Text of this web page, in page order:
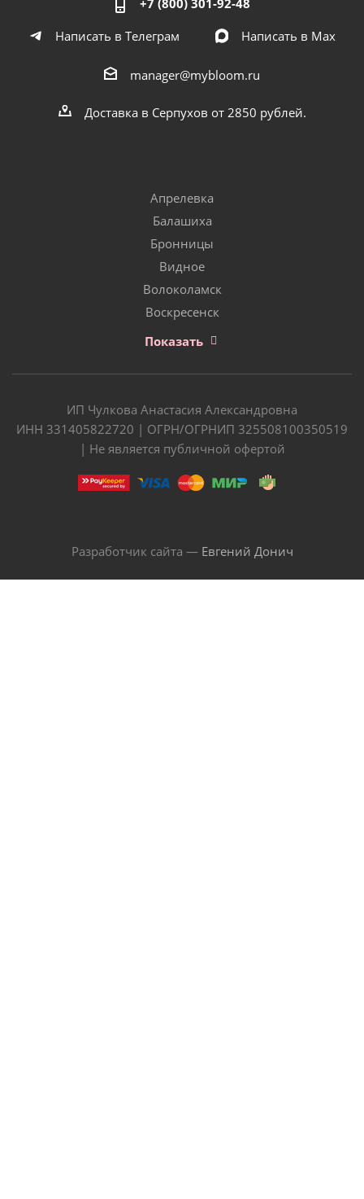
Написать в Телеграм
Написать в Мах
manager@mybloom.ru
Доставка в Серпухов от 2850 рублей.
Апрелевка
Балашиха
Бронницы
Видное
Волоколамск
Воскресенск
Показать
ИП Чулкова Анастасия Александровна
ИНН 331405822720 | ОГРН/ОГРНИП 325508100350519
| Не является публичной офертой
Разработчик сайта — Евгений Донич